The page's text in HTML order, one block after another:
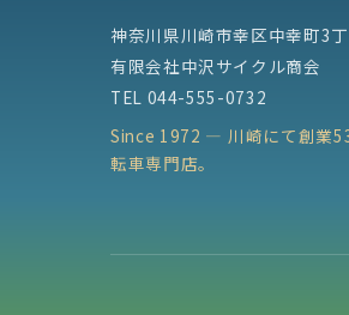
神奈川県川崎市幸区中幸町3
有限会社中沢サイクル商会
TEL 044-555-0732
Since 1972 — 川崎にて創業
転車専門店。